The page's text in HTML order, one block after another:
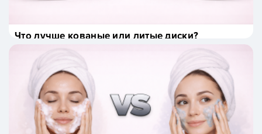
Что лучше кованые или литые диски?